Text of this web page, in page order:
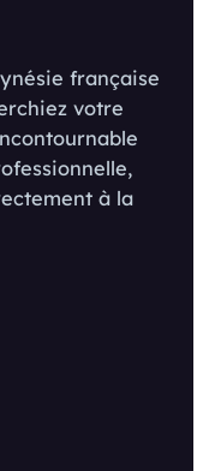
française
votre
à la